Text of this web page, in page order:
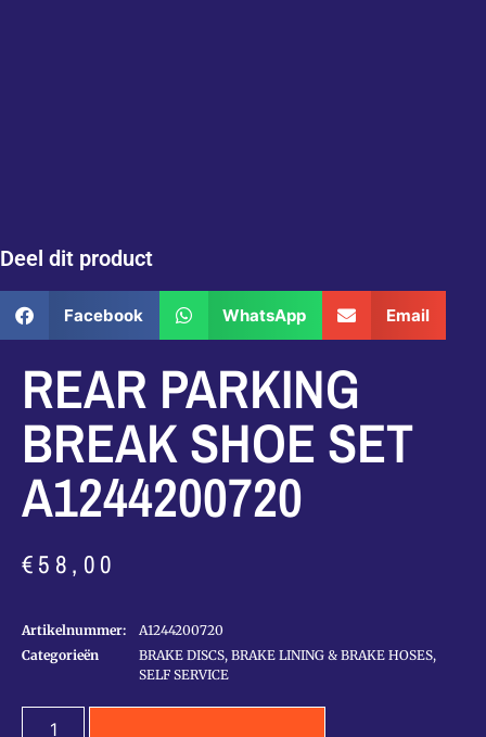
Deel dit product
Facebook WhatsApp Email
REAR PARKING
BREAK SHOE SET
A1244200720
€58,00
Artikelnummer:
A1244200720
Categorieën
BRAKE DISCS, BRAKE LINING & BRAKE HOSES,
SELF SERVICE